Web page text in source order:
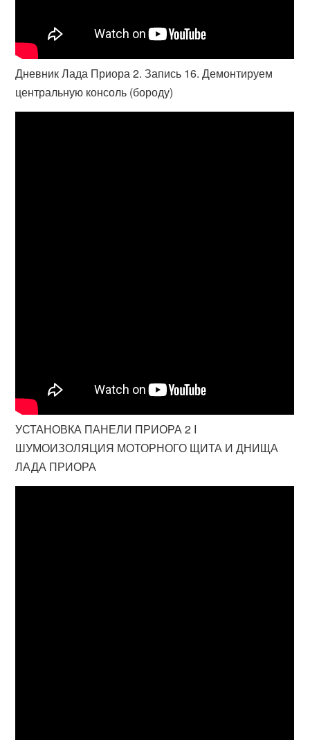
Дневник Лада Приора 2. Запись 16. Демонтируем
центральную консоль (бороду)
УСТАНОВКА ПАНЕЛИ ПРИОРА 2 I
ШУМОИЗОЛЯЦИЯ МОТОРНОГО ЩИТА И ДНИЩА
ЛАДА ПРИОРА